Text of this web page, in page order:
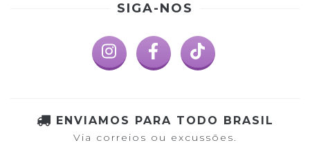
SIGA-NOS
ENVIAMOS PARA TODO BRASIL
Via correios ou excussões.